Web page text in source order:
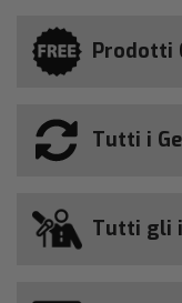
Prodotti
Tutti i
Tutti gli